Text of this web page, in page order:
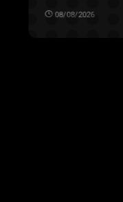
08/08/2026